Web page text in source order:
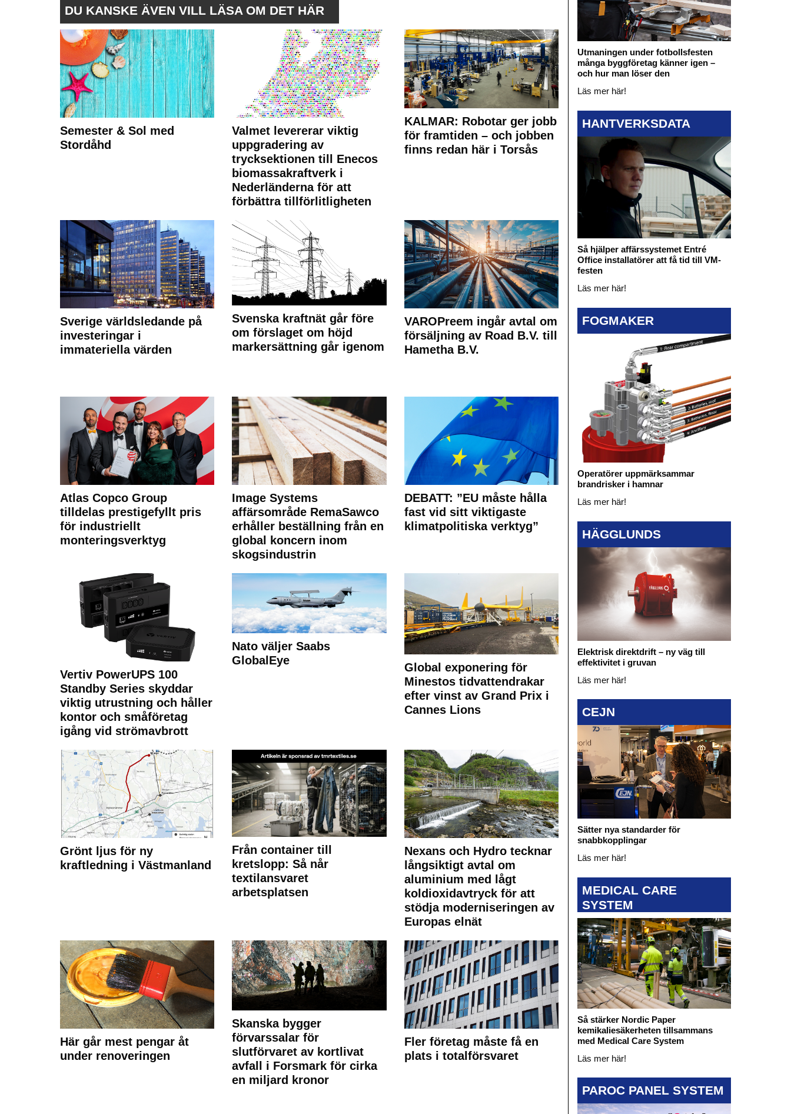
DU KANSKE ÄVEN VILL LÄSA OM DET HÄR
Semester & Sol med
Stordåhd
Valmet levererar viktig
uppgradering av
trycksektionen till Enecos
biomassakraftverk i
Nederländerna för att
förbättra tillförlitligheten
KALMAR: Robotar ger jobb
för framtiden – och jobben
finns redan här i Torsås
Sverige världsledande på
investeringar i
immateriella värden
Svenska kraftnät går före
om förslaget om höjd
markersättning går igenom
VAROPreem ingår avtal om
försäljning av Road B.V. till
Hametha B.V.
Atlas Copco Group
tilldelas prestigefyllt pris
för industriellt
monteringsverktyg
Image Systems
affärsområde RemaSawco
erhåller beställning från en
global koncern inom
skogsindustrin
DEBATT: ”EU måste hålla
fast vid sitt viktigaste
klimatpolitiska verktyg”
Vertiv PowerUPS 100
Standby Series skyddar
viktig utrustning och håller
kontor och småföretag
igång vid strömavbrott
Nato väljer Saabs
GlobalEye
Global exponering för
Minestos tidvattendrakar
efter vinst av Grand Prix i
Cannes Lions
Grönt ljus för ny
kraftledning i Västmanland
Från container till
kretslopp: Så når
textilansvaret
arbetsplatsen
Nexans och Hydro tecknar
långsiktigt avtal om
aluminium med lågt
koldioxidavtryck för att
stödja moderniseringen av
Europas elnät
Här går mest pengar åt
under renoveringen
Skanska bygger
förvarssalar för
slutförvaret av kortlivat
avfall i Forsmark för cirka
en miljard kronor
Fler företag måste få en
plats i totalförsvaret
Utmaningen under fotbollsfesten
många byggföretag känner igen –
och hur man löser den
Läs mer här!
HANTVERKSDATA
Så hjälper affärssystemet Entré
Office installatörer att få tid till VM-
festen
Läs mer här!
FOGMAKER
Operatörer uppmärksammar
brandrisker i hamnar
Läs mer här!
HÄGGLUNDS
Elektrisk direktdrift – ny väg till
effektivitet i gruvan
Läs mer här!
CEJN
Sätter nya standarder för
snabbkopplingar
Läs mer här!
MEDICAL CARE
SYSTEM
Så stärker Nordic Paper
kemikaliesäkerheten tillsammans
med Medical Care System
Läs mer här!
PAROC PANEL SYSTEM